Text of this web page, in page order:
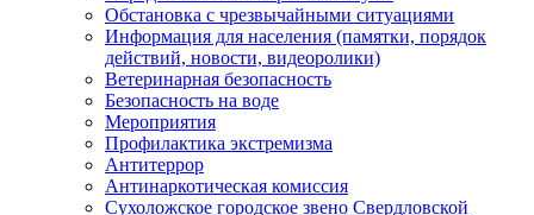
Обстановка с чрезвычайными ситуациями
Информация для населения (памятки, порядок
действий, новости, видеоролики)
Ветеринарная безопасность
Безопасность на воде
Мероприятия
Профилактика экстремизма
Антитеррор
Антинаркотическая комиссия
Сухоложское городское звено Свердловской